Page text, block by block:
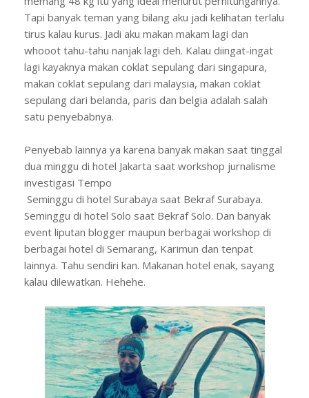
Tapi banyak teman yang bilang aku jadi kelihatan terlalu
tirus kalau kurus. Jadi aku makan makam lagi dan
whooot tahu-tahu nanjak lagi deh. Kalau diingat-ingat
lagi kayaknya makan coklat sepulang dari singapura,
makan coklat sepulang dari malaysia, makan coklat
sepulang dari belanda, paris dan belgia adalah salah
satu penyebabnya.
Penyebab lainnya ya karena banyak makan saat tinggal
dua minggu di hotel Jakarta saat workshop jurnalisme
investigasi Tempo
Seminggu di hotel Surabaya saat Bekraf Surabaya.
Seminggu di hotel Solo saat Bekraf Solo. Dan banyak
event liputan blogger maupun berbagai workshop di
berbagai hotel di Semarang, Karimun dan tenpat
lainnya. Tahu sendiri kan. Makanan hotel enak, sayang
kalau dilewatkan. Hehehe.